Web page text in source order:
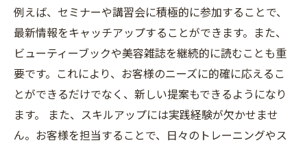
例えば、セミナーや講習会に積極的に参加することで、
最新情報をキャッチアップすることができます。また、
ビューティーブックや美容雑誌を継続的に読むことも重
要です。これにより、お客様のニーズに的確に応えるこ
とができるだけでなく、新しい提案もできるようになり
ます。 また、スキルアップには実践経験が欠かせませ
ん。お客様を担当することで、日々のトレーニングやス